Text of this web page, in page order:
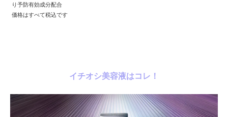
り予防有効成分配合
価格はすべて税込です
イチオシ美容液はコレ！